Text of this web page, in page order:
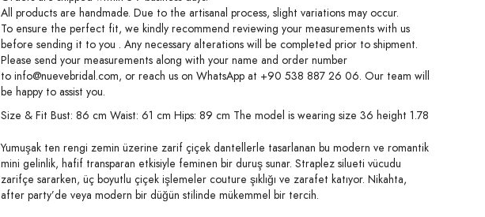
All products are handmade. Due to the artisanal process, slight variations may occur.
To ensure the perfect fit, we kindly recommend reviewing your measurements with us
before sending it to you . Any necessary alterations will be completed prior to shipment.
Please send your measurements along with your name and order number
to info@nuevebridal.com, or reach us on WhatsApp at +90 538 887 26 06. Our team will
be happy to assist you.
Size & Fit Bust: 86 cm Waist: 61 cm Hips: 89 cm The model is wearing size 36 height 1.78
Yumuşak ten rengi zemin üzerine zarif çiçek dantellerle tasarlanan bu modern ve romantik
mini gelinlik, hafif transparan etkisiyle feminen bir duruş sunar. Straplez silueti vücudu
zarifçe sararken, üç boyutlu çiçek işlemeler couture şıklığı ve zarafet katıyor. Nikahta,
after party’de veya modern bir düğün stilinde mükemmel bir tercih.